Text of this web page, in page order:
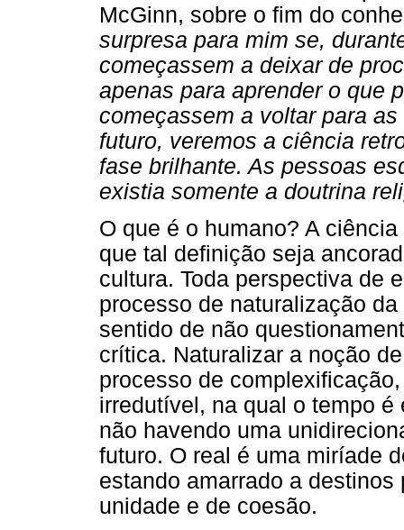
McGinn, sobre o fim do
surpresa para mim se,
começassem a deixar de
apenas para aprender o que
começassem a voltar para
futuro, veremos a ciência
fase brilhante. As pessoas
existia somente a doutrina
O que é o humano? A
que tal definição seja
cultura. Toda perspectiva de
processo de naturalização
sentido de não
crítica. Naturalizar a noção
processo de
irredutível, na qual o tempo
não havendo uma
futuro. O real é uma miríade
estando amarrado a
unidade e de coesão.